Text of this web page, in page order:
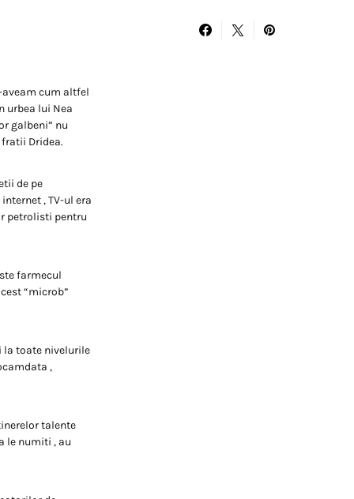
aveam cum altfel
urbea lui Nea
galbeni” nu
Dridea.
de pe
, TV-ul era
petrolisti pentru
farmecul
“microb”
toate nivelurile
,
talente
le numiti , au